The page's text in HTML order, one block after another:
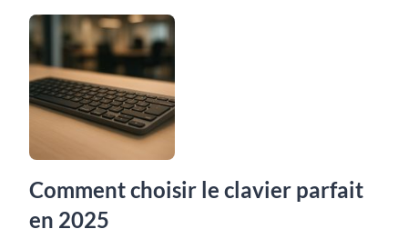
Comment choisir le clavier parfait
en 2025